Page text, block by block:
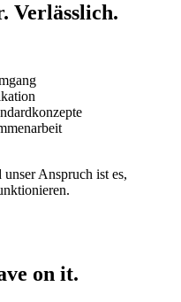
Verlässlich.
Anspruch ist es,
on it.